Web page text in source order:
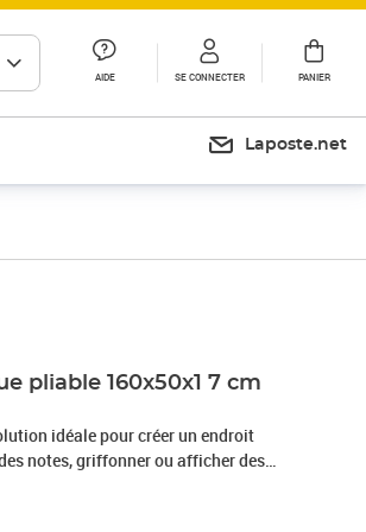
AIDE SE CONNECTER PANIER
Laposte.net
pliable 160x50x1 7 cm
idéale pour créer un endroit
notes, griffonner ou afficher des
est doté d'une surface laquée et